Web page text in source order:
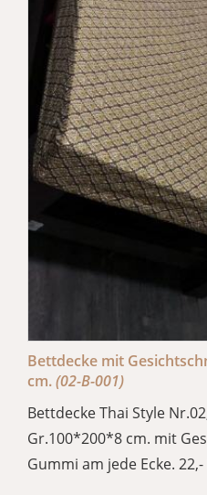
Bettdecke mit
cm.(02-B-001)
Bettdecke Thai Style
Gr.100*200*8 cm. mit
Gummi